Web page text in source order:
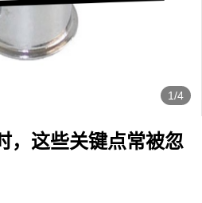
1/4
，这些关键点常被忽